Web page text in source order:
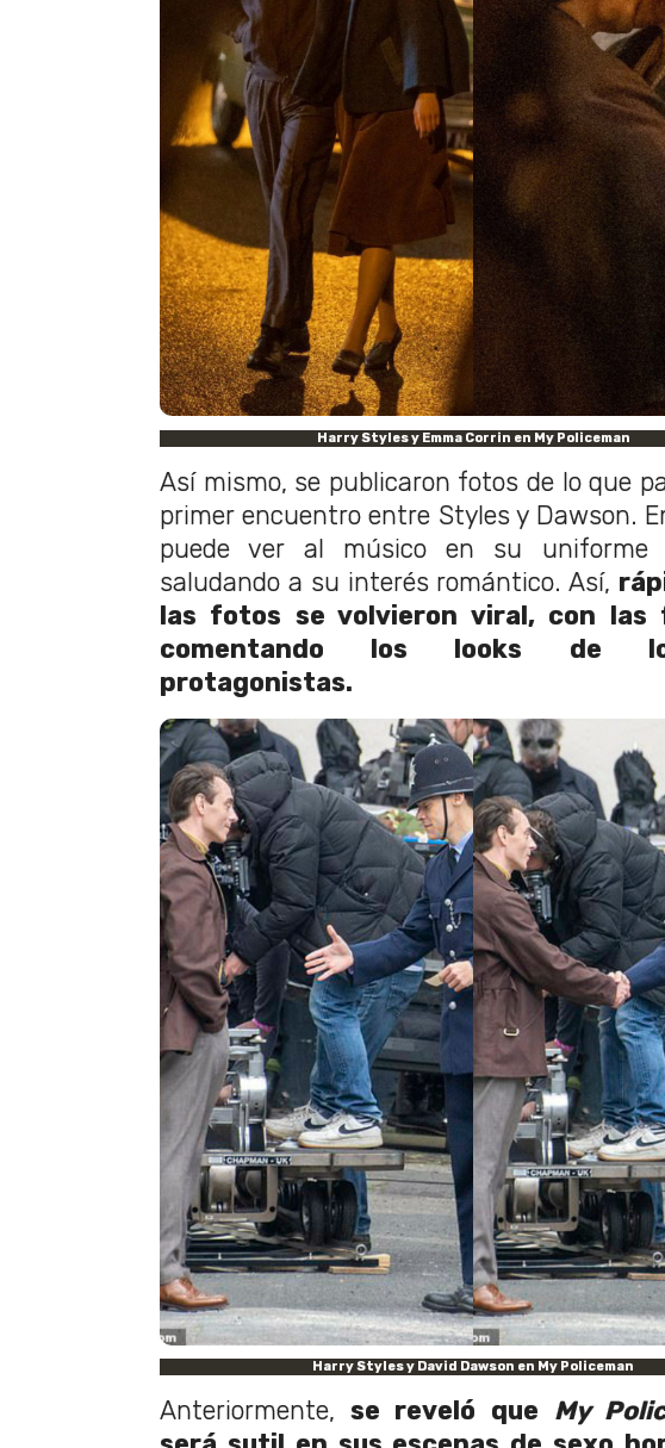
Harry Styles y Emma Corrin en My Policeman
Así mismo, se publicaron fotos de lo que
primer encuentro entre Styles y Dawson.
puede ver al músico en su uniforme
saludando a su interés romántico. Así,
las fotos se volvieron viral, con las
comentando los looks de
protagonistas.
Harry Styles y David Dawson en My Policeman
Anteriormente, se reveló que My